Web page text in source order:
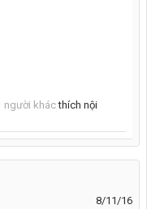
người khácthích nội
8/11/16